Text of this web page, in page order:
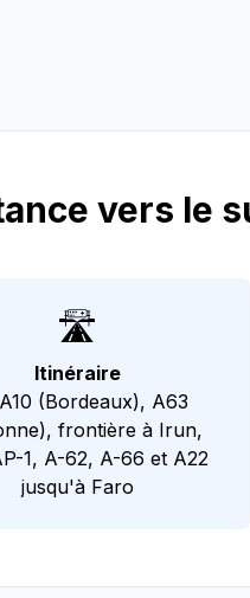
vers le
🛣️
Itinéraire
(Bordeaux), A63
frontière à Irun,
1, A-62, A-66 et A22
jusqu'à Faro